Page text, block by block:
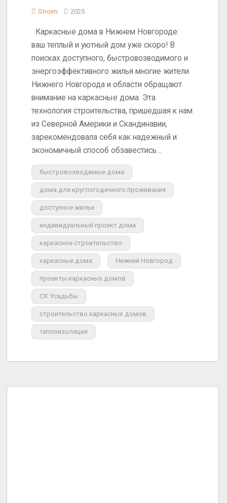
Stroim 2025
Каркасные дома в Нижнем Новгороде:
ваш теплый и уютный дом уже скоро! В
поисках доступного, быстровозводимого и
энергоэффективного жилья многие жители
Нижнего Новгорода и области обращают
внимание на каркасные дома. Эта
технология строительства, пришедшая к нам
из Северной Америки и Скандинавии,
зарекомендовала себя как надежный и
экономичный способ обзавестись…
быстровозводимые дома
дома для круглогодичного проживания
доступное жилье
индивидуальный проект дома
каркасное строительство
каркасные дома Нижний Новгород
проекты каркасных домов
СК Усадьбы
строительство каркасных домов
теплоизоляция